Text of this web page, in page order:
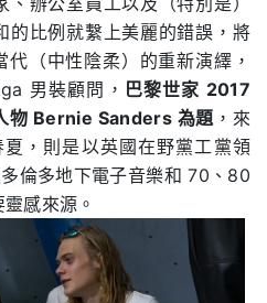
的比例就繫上美麗的錯誤，將
（中性陰柔）的重新演繹，
男裝顧問， 巴黎世家 2017
物 Bernie Sanders 為題 ，來
，則是以英國在野黨工黨領
倫多地下電子音樂和 70、80
感來源。